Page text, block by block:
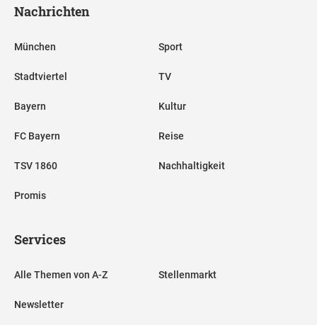
Nachrichten
München
Stadtviertel
Bayern
FC Bayern
TSV 1860
Promis
Sport
TV
Kultur
Reise
Nachhaltigkeit
Services
Alle Themen von A-Z
Newsletter
Stellenmarkt